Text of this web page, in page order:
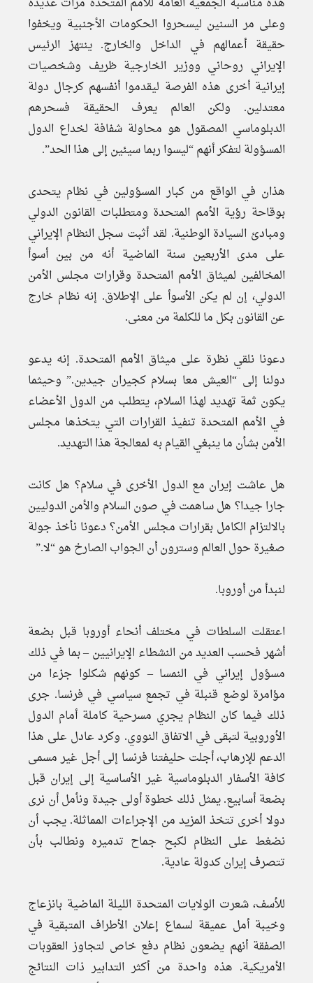
وعلى مر السنين ليسحروا الحكومات الأجنبية ويخفوا
حقيقة أعمالهم في الداخل والخارج. ينتهز الرئيس
الإيراني روحاني ووزير الخارجية ظريف وشخصيات
إيرانية أخرى هذه الفرصة ليقدموا أنفسهم كرجال دولة
معتدلين. ولكن العالم يعرف الحقيقة فسحرهم
الدبلوماسي المصقول هو محاولة شفافة لخداع الدول
المسؤولة لتفكر أنهم “ليسوا ربما سيئين إلى هذا الحد”.
هذان في الواقع من كبار المسؤولين في نظام يتحدى
بوقاحة رؤية الأمم المتحدة ومتطلبات القانون الدولي
ومبادئ السيادة الوطنية. لقد أثبت سجل النظام الإيراني
على مدى الأربعين سنة الماضية أنه من بين أسوأ
المخالفين لميثاق الأمم المتحدة وقرارات مجلس الأمن
الدولي، إن لم يكن الأسوأ على الإطلاق. إنه نظام خارج
عن القانون بكل ما للكلمة من معنى.
دعونا نلقي نظرة على ميثاق الأمم المتحدة. إنه يدعو
دولنا إلى “العيش معا بسلام كجيران جيدين.” وحيثما
يكون ثمة تهديد لهذا السلام، يتطلب من الدول الأعضاء
في الأمم المتحدة تنفيذ القرارات التي يتخذها مجلس
الأمن بشأن ما ينبغي القيام به لمعالجة هذا التهديد.
هل عاشت إيران مع الدول الأخرى في سلام؟ هل كانت
جارا جيدا؟ هل ساهمت في صون السلام والأمن الدوليين
بالالتزام الكامل بقرارات مجلس الأمن؟ دعونا نأخذ جولة
صغيرة حول العالم وسترون أن الجواب الصارخ هو “لا.”
لنبدأ من أوروبا.
اعتقلت السلطات في مختلف أنحاء أوروبا قبل بضعة
أشهر فحسب العديد من النشطاء الإيرانيين – بما في ذلك
مسؤول إيراني في النمسا – كونهم شكلوا جزءا من
مؤامرة لوضع قنبلة في تجمع سياسي في فرنسا. جرى
ذلك فيما كان النظام يجري مسرحية كاملة أمام الدول
الأوروبية لتبقى في الاتفاق النووي. وكرد عادل على هذا
الدعم للإرهاب، أجلت حليفتنا فرنسا إلى أجل غير مسمى
كافة الأسفار الدبلوماسية غير الأساسية إلى إيران قبل
بضعة أسابيع. يمثل ذلك خطوة أولى جيدة ونأمل أن نرى
دولا أخرى تتخذ المزيد من الإجراءات المماثلة. يجب أن
نضغط على النظام لكبح جماح تدميره ونطالب بأن
تتصرف إيران كدولة عادية.
للأسف، شعرت الولايات المتحدة الليلة الماضية بانزعاج
وخيبة أمل عميقة لسماع إعلان الأطراف المتبقية في
الصفقة أنهم يضعون نظام دفع خاص لتجاوز العقوبات
الأمريكية. هذه واحدة من أكثر التدابير ذات النتائج